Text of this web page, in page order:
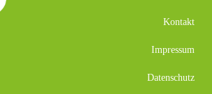
Kontakt
Impressum
Datenschutz